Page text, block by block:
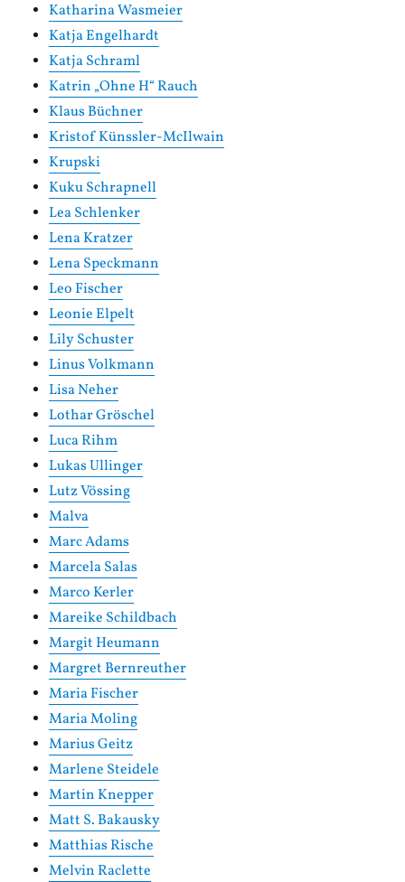
Katharina Wasmeier
Katja Engelhardt
Katja Schraml
Katrin „Ohne H“ Rauch
Klaus Büchner
Kristof Künssler-McIlwain
Krupski
Kuku Schrapnell
Lea Schlenker
Lena Kratzer
Lena Speckmann
Leo Fischer
Leonie Elpelt
Lily Schuster
Linus Volkmann
Lisa Neher
Lothar Gröschel
Luca Rihm
Lukas Ullinger
Lutz Vössing
Malva
Marc Adams
Marcela Salas
Marco Kerler
Mareike Schildbach
Margit Heumann
Margret Bernreuther
Maria Fischer
Maria Moling
Marius Geitz
Marlene Steidele
Martin Knepper
Matt S. Bakausky
Matthias Rische
Melvin Raclette